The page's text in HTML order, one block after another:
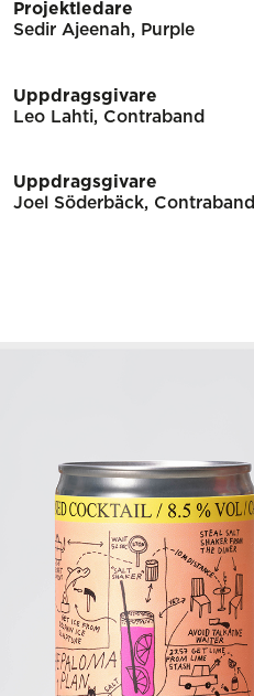
Projektledare
Sedir Ajeenah, Purple
Uppdragsgivare
Leo Lahti, Contraband
Uppdragsgivare
Joel Söderbäck, Contraband